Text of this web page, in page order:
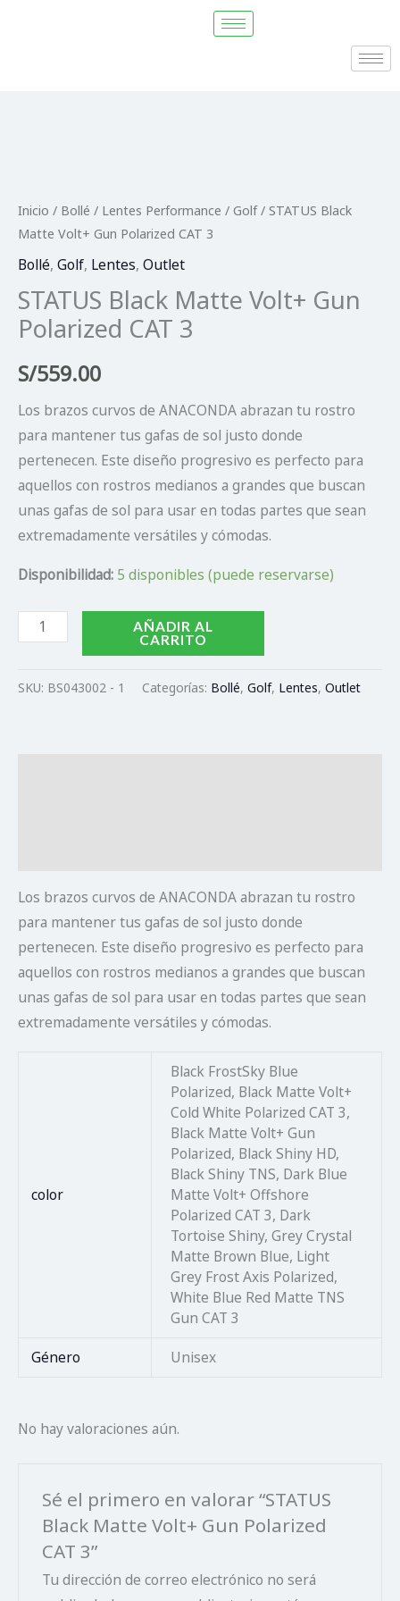
Inicio / Bollé / Lentes Performance / Golf/ STATUS Black
Matte Volt+ Gun Polarized CAT 3
Bollé, Golf, Lentes, Outlet
STATUS Black Matte Volt+ Gun
Polarized CAT 3
S/559.00
Los brazos curvos de ANACONDA abrazan tu rostro
para mantener tus gafas de sol justo donde
pertenecen. Este diseño progresivo es perfecto para
aquellos con rostros medianos a grandes que buscan
unas gafas de sol para usar en todas partes que sean
extremadamente versátiles y cómodas.
Disponibilidad: 5 disponibles (puede reservarse)
Matte
Volt+
Gun
CAT
3
AÑADIR AL
CARRITO
SKU: BS043002 - 1 Categorías: Bollé, Golf, Lentes, Outlet
Los brazos curvos de ANACONDA abrazan tu rostro
para mantener tus gafas de sol justo donde
pertenecen. Este diseño progresivo es perfecto para
aquellos con rostros medianos a grandes que buscan
unas gafas de sol para usar en todas partes que sean
extremadamente versátiles y cómodas.
color
Black FrostSky Blue
Polarized, Black Matte Volt+
Cold White Polarized CAT 3,
Black Matte Volt+ Gun
Polarized, Black Shiny HD,
Black Shiny TNS, Dark Blue
Matte Volt+ Offshore
Polarized CAT 3, Dark
Tortoise Shiny, Grey Crystal
Matte Brown Blue, Light
Grey Frost Axis Polarized,
White Blue Red Matte TNS
Gun CAT 3
Género
Unisex
No hay valoraciones aún.
Sé el primero en valorar “STATUS
Black Matte Volt+ Gun Polarized
CAT 3”
Tu dirección de correo electrónico no será